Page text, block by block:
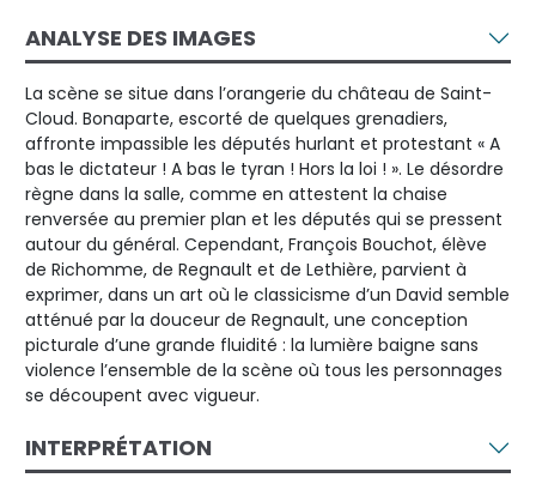
ANALYSE DES IMAGES
La scène se situe dans l’orangerie du château de Saint-
Cloud. Bonaparte, escorté de quelques grenadiers,
affronte impassible les députés hurlant et protestant « A
bas le dictateur ! A bas le tyran ! Hors la loi ! ». Le désordre
règne dans la salle, comme en attestent la chaise
renversée au premier plan et les députés qui se pressent
autour du général. Cependant, François Bouchot, élève
de Richomme, de Regnault et de Lethière, parvient à
exprimer, dans un art où le classicisme d’un David semble
atténué par la douceur de Regnault, une conception
picturale d’une grande fluidité : la lumière baigne sans
violence l’ensemble de la scène où tous les personnages
se découpent avec vigueur.
INTERPRÉTATION